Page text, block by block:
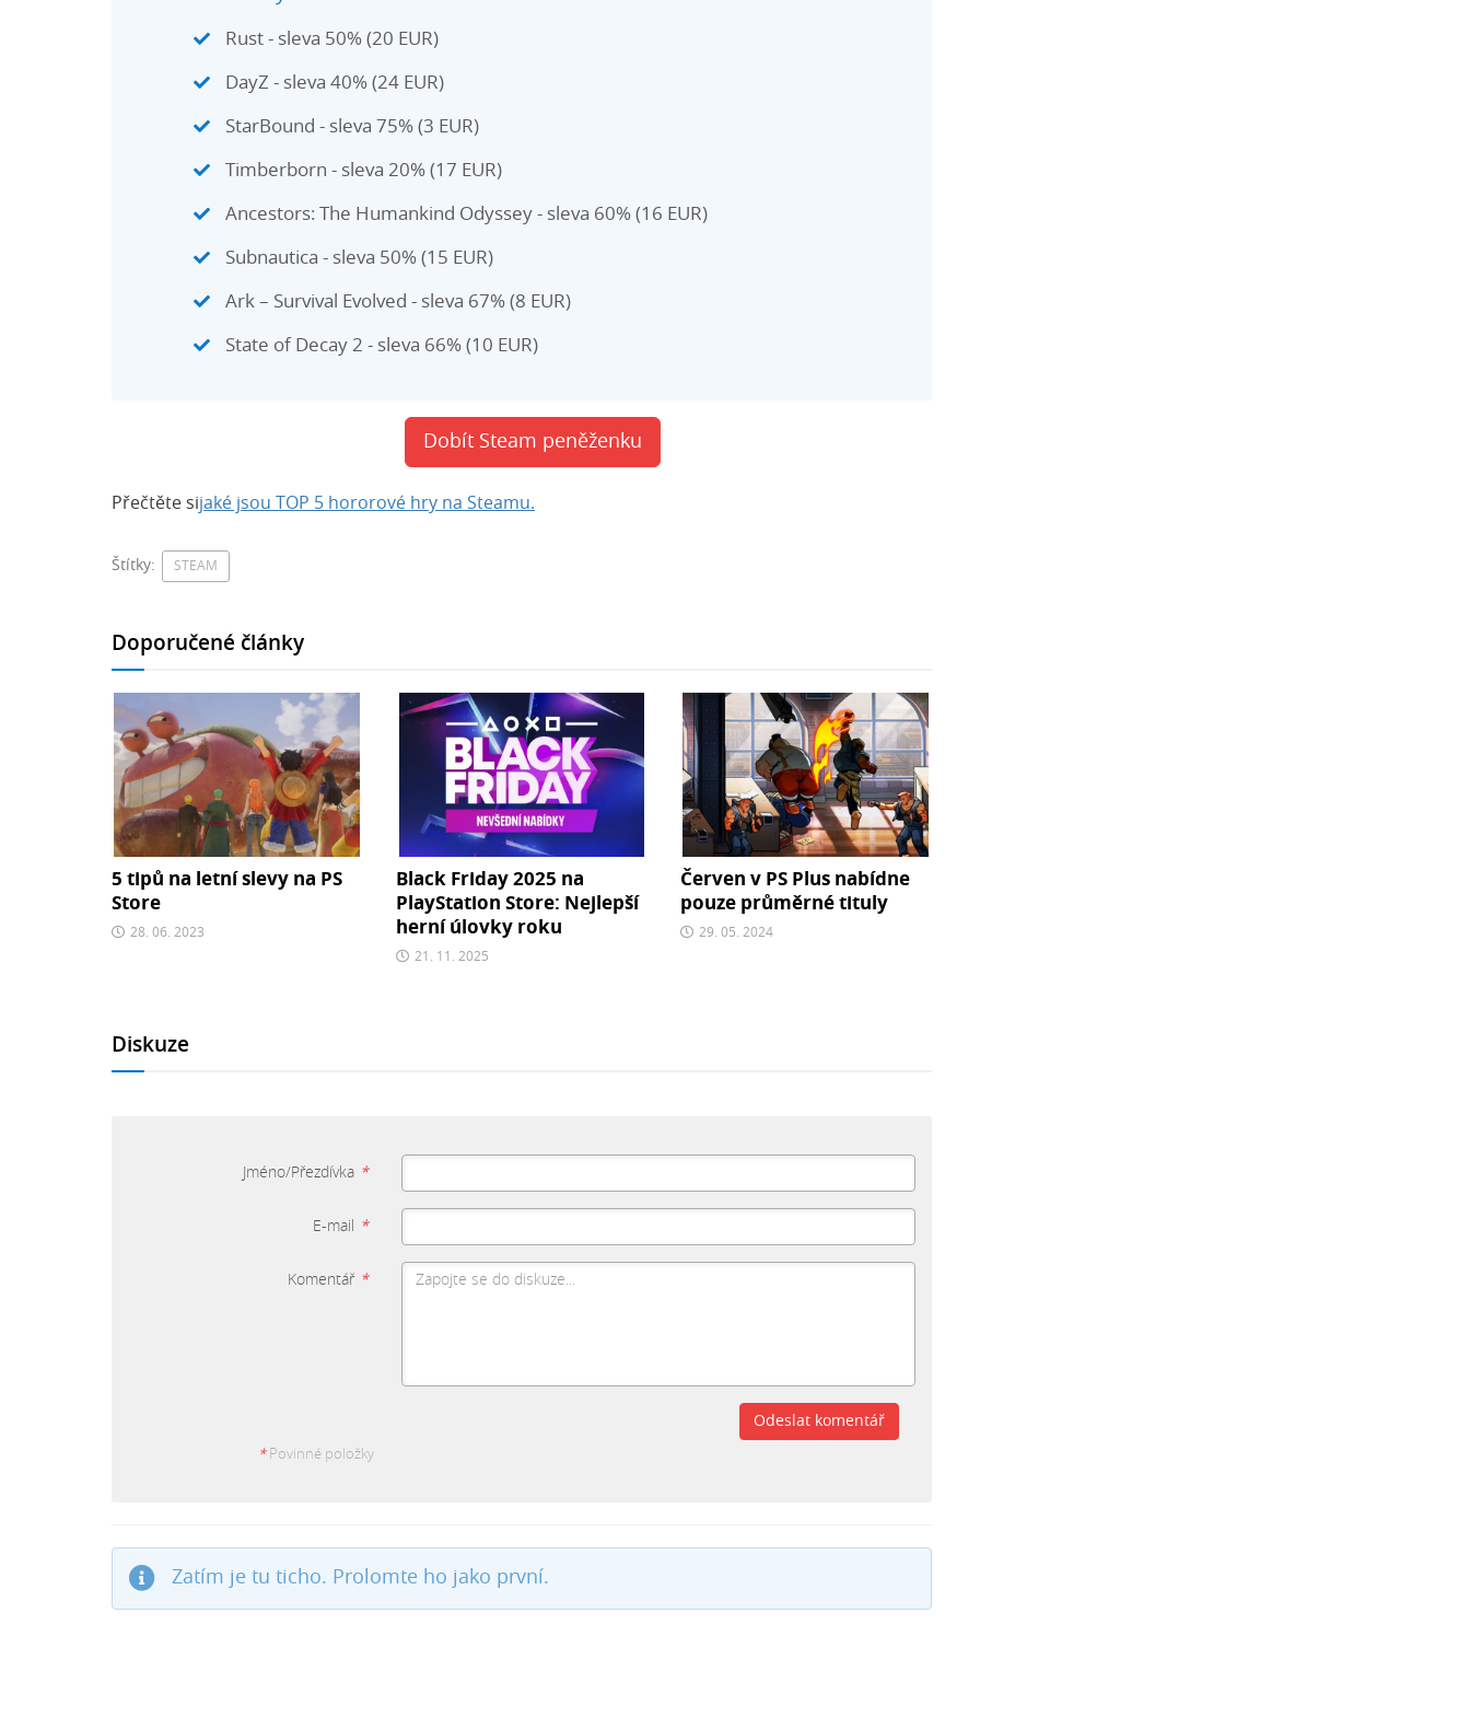
Rust - sleva 50% (20 EUR)
DayZ - sleva 40% (24 EUR)
StarBound - sleva 75% (3 EUR)
Timberborn - sleva 20% (17 EUR)
Ancestors: The Humankind Odyssey - sleva 60% (16 EUR)
Subnautica - sleva 50% (15 EUR)
Ark – Survival Evolved - sleva 67% (8 EUR)
State of Decay 2 - sleva 66% (10 EUR)
Dobít Steam peněženku
Přečtěte sijaké jsou TOP 5 hororové hry na Steamu.
Štítky: STEAM
Doporučené články
5 tipů na letní slevy na PS
Store
28. 06. 2023
Black Friday 2025 na
PlayStation Store: Nejlepší
herní úlovky roku
21. 11. 2025
Červen v PS Plus nabídne
pouze průměrné tituly
29. 05. 2024
Diskuze
Jméno/Přezdívka *
E-mail *
Komentář *
Odeslat komentář
*Povinné položky
Zatím je tu ticho. Prolomte ho jako první.